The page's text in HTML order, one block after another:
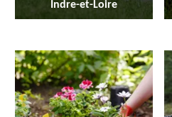
Indre-et-Loire